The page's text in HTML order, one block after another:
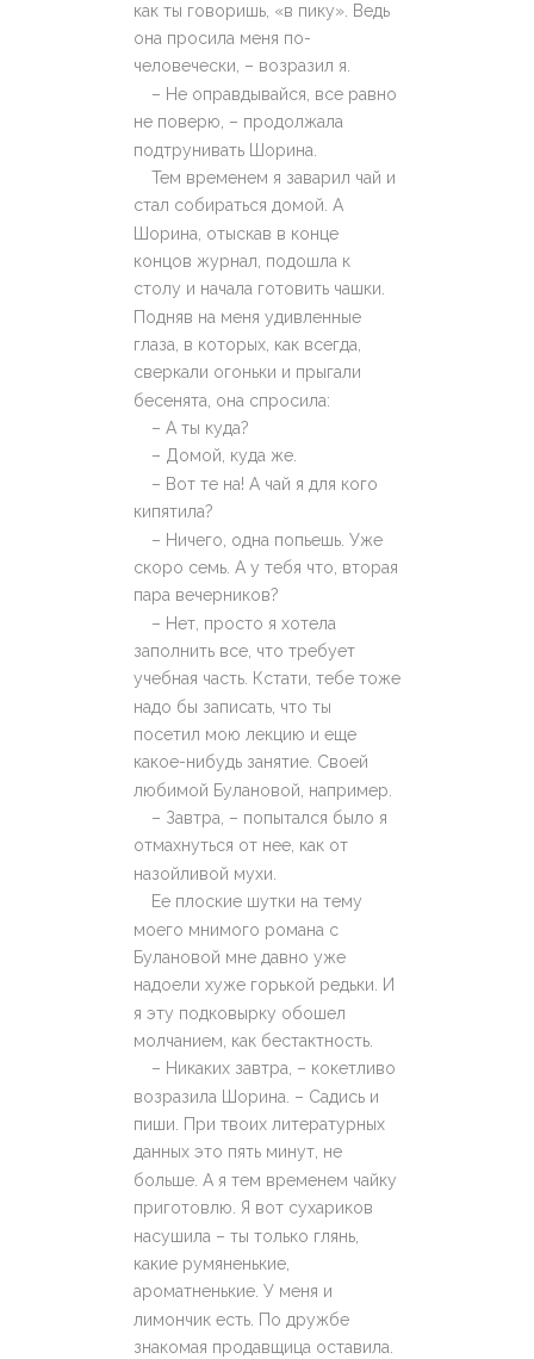
как ты говоришь, «в пику». Ведь
она просила меня по-
человечески, – возразил я.
– Не оправдывайся, все равно
не поверю, – продолжала
подтрунивать Шорина.
Тем временем я заварил чай и
стал собираться домой. А
Шорина, отыскав в конце
концов журнал, подошла к
столу и начала готовить чашки.
Подняв на меня удивленные
глаза, в которых, как всегда,
сверкали огоньки и прыгали
бесенята, она спросила:
– А ты куда?
– Домой, куда же.
– Вот те на! А чай я для кого
кипятила?
– Ничего, одна попьешь. Уже
скоро семь. А у тебя что, вторая
пара вечерников?
– Нет, просто я хотела
заполнить все, что требует
учебная часть. Кстати, тебе тоже
надо бы записать, что ты
посетил мою лекцию и еще
какое-нибудь занятие. Своей
любимой Булановой, например.
– Завтра, – попытался было я
отмахнуться от нее, как от
назойливой мухи.
Ее плоские шутки на тему
моего мнимого романа с
Булановой мне давно уже
надоели хуже горькой редьки. И
я эту подковырку обошел
молчанием, как бестактность.
– Никаких завтра, – кокетливо
возразила Шорина. – Садись и
пиши. При твоих литературных
данных это пять минут, не
больше. А я тем временем чайку
приготовлю. Я вот сухариков
насушила – ты только глянь,
какие румяненькие,
ароматненькие. У меня и
лимончик есть. По дружбе
знакомая продавщица оставила.